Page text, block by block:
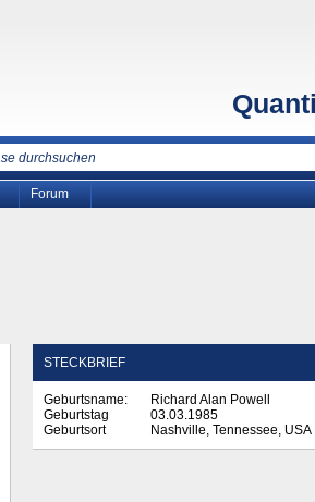
Forum
STECKBRIEF
Geburtsname:
Richard Alan Powell
Geburtstag
03.03.1985
Geburtsort
Nashville, Tennessee, USA